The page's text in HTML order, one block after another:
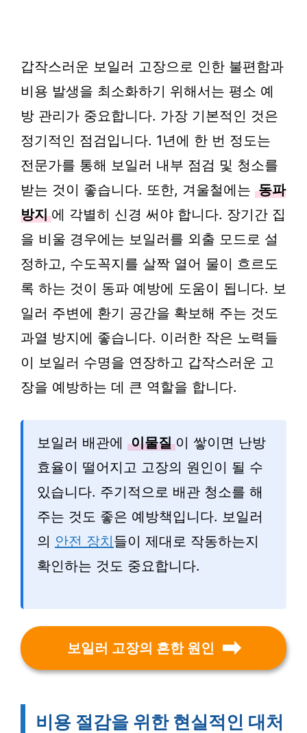
갑작스러운 보일러 고장으로 인한 불편함과
비용 발생을 최소화하기 위해서는 평소 예
방 관리가 중요합니다. 가장 기본적인 것은
정기적인 점검입니다. 1년에 한 번 정도는
전문가를 통해 보일러 내부 점검 및 청소를
받는 것이 좋습니다. 또한, 겨울철에는 동파
방지 에 각별히 신경 써야 합니다. 장기간 집
을 비울 경우에는 보일러를 외출 모드로 설
정하고, 수도꼭지를 살짝 열어 물이 흐르도
록 하는 것이 동파 예방에 도움이 됩니다. 보
일러 주변에 환기 공간을 확보해 주는 것도
과열 방지에 좋습니다. 이러한 작은 노력들
이 보일러 수명을 연장하고 갑작스러운 고
장을 예방하는 데 큰 역할을 합니다.
보일러 배관에 이물질 이 쌓이면 난방
효율이 떨어지고 고장의 원인이 될 수
있습니다. 주기적으로 배관 청소를 해
주는 것도 좋은 예방책입니다. 보일러
의 안전 장치들이 제대로 작동하는지
확인하는 것도 중요합니다.
보일러 고장의 흔한 원인
비용 절감을 위한 현실적인 대처